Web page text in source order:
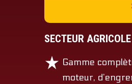
SECTEUR AGRICOLE
Gamme
moteur,